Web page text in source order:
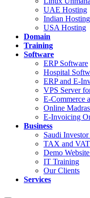
UAE Hosting
Indian Hosting
USA Hosting
Domain
Training
Software
ERP Software
Hospital
ERP and E-
VPS Server
E-Commerce
Online
E-Invoicing
Business
Saudi
TAX and
Demo
IT Training
Our Clients
Services